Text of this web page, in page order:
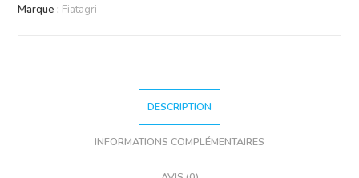
Marque : Fiatagri
DESCRIPTION
INFORMATIONS COMPLÉMENTAIRES